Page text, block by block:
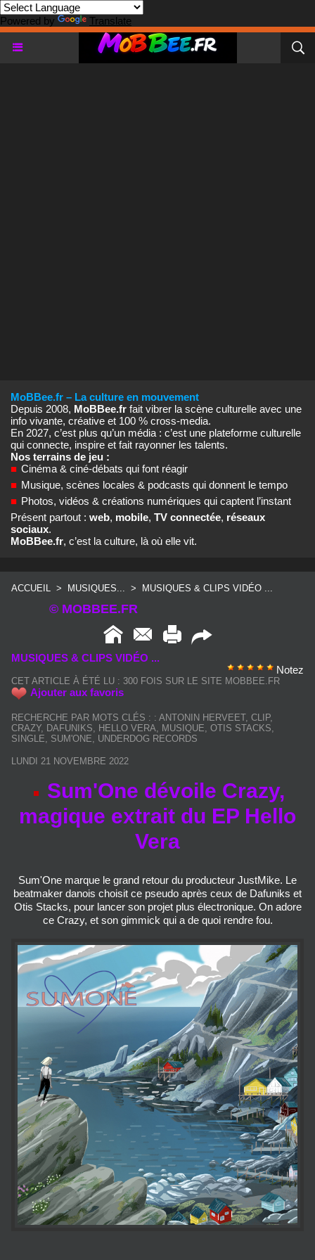
Powered by Translate
MoBBee.fr – La culture en mouvement
Depuis 2008, MoBBee.fr fait vibrer la scène culturelle avec une
info vivante, créative et 100 % cross‑media.
En 2027, c’est plus qu’un média : c’est une plateforme culturelle
qui connecte, inspire et fait rayonner les talents.
Nos terrains de jeu :
■ Cinéma & ciné‑débats qui font réagir
■ Musique, scènes locales & podcasts qui donnent le tempo
■ Photos, vidéos & créations numériques qui captent l’instant
Présent partout : web, mobile, TV connectée, réseaux
sociaux.
MoBBee.fr, c’est la culture, là où elle vit.
ACCUEIL > MUSIQUES... > MUSIQUES & CLIPS VIDÉO ...
© MOBBEE.FR
MUSIQUES & CLIPS VIDÉO ...
Notez
CET ARTICLE À ÉTÉ LU : 300 FOIS SUR LE SITE MOBBEE.FR
Ajouter aux favoris
RECHERCHE PAR MOTS CLÉS : : ANTONIN HERVEET, CLIP,
CRAZY, DAFUNIKS HELLO VERA MUSIQUE OTIS STACKS
SINGLE
SUM'ONE UNDERDOG RECORDS
LUNDI 21 NOVEMBRE 2022
Sum'One dévoile Crazy,
magique extrait du EP Hello
Vera
Sum'One marque le grand retour du producteur JustMike. Le
beatmaker danois choisit ce pseudo après ceux de Dafuniks et
Otis Stacks, pour lancer son projet plus électronique. On adore
ce Crazy, et son gimmick qui a de quoi rendre fou.